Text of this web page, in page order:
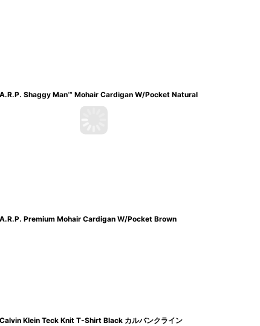
A.R.P. Shaggy Man™️ Mohair Cardigan W/Pocket Natural
A.R.P. Premium Mohair Cardigan W/Pocket Brown
Calvin Klein Teck Knit T-Shirt Black カルバンクライン